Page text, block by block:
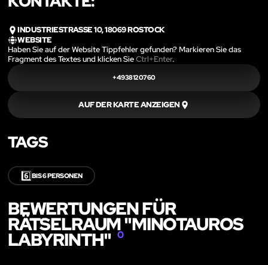
INDUSTRIESTRASSE 10, 18069 ROSTOCK
WEBSITE
Haben Sie auf der Website Tippfehler gefunden? Markieren Sie das
Fragment des Textes und klicken SieCtrl+Enter.
+4938120760
AUF DER KARTE ANZEIGEN
TAGS
6️⃣BIS 6 PERSONEN
BEWERTUNGEN FÜR
RÄTSELRAUM "MINOTAUROS
LABYRINTH" 0